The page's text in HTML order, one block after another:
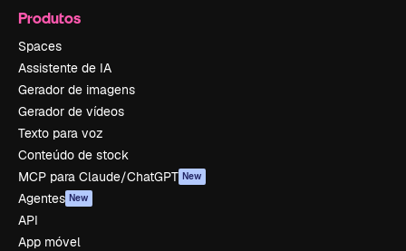
Produtos
Spaces
Assistente de IA
Gerador de imagens
Gerador de vídeos
Texto para voz
Conteúdo de stock
MCP para Claude/ChatGPT New
Agentes New
API
App móvel